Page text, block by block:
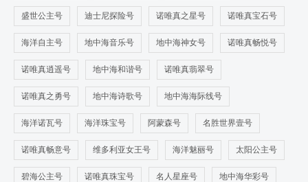
盛世公主号 迪士尼探险号 诺唯真之星号 诺唯真宝石号
海洋自主号 地中海音乐号 地中海神女号 诺唯真畅悦号
诺唯真逍遥号 地中海和谐号 诺唯真翡翠号
诺唯真之勇号 地中海诗歌号 地中海海际线号
海洋诺瓦号 海洋珠宝号 阿蒙森号 名胜世界壹号
诺唯真畅意号 维多利亚女王号 海洋魅丽号 太阳公主号
碧海公主号 诺唯真珠宝号 名人星座号 地中海华彩号